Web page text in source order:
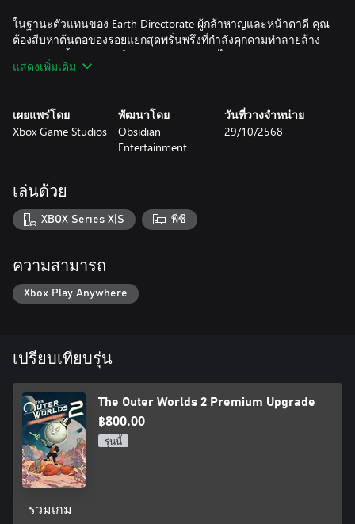
ในฐานะตัวแทนของ Earth Directorate ผู้กล้าหาญและหน้าตาดี คุณ
ต้องสืบหาต้นตอของรอยแยกสุดพรั่นพรึงที่กำลังคุกคามทำลายล้าง
มนุษยชาติทั้งหมด การสืบสวนของคุณจะนำไปสู่ Arcadia แหล่ง
กำเนิดของเทคโนโลยี Skip Drive ที่ซึ่งชะตากรรมของอาณานิคม
สำรวจขอบเขตใหม่
อาณานิคม Arcadia ตกอยู่ในภาวะสงครามระหว่างฝ่ายต่างๆ เมื่อ
ของลัทธิศาสนาและการรุกรานจากบรรษัท ในขณะที่รอยแยกอัน
พรั่นพรึงแพร่กระจายไปทั่วอาณานิคม แต่ละฝ่ายต่อสู้เพื่อควบคุม
หรือปิดรอยแยกเหล่านี้เพื่อผลประโยชน์ของตนเอง สำรวจพื้นที่
ต่างๆ เปิดเผยเรื่องราวที่ซ่อนเร้น และกำหนดชะตากรรมของ
สร้างตัวละครของคุณด้วยความสามารถและตัวเลือกที่สะท้อนสไตล์
การเล่นของคุณ อาณานิคมจะตอบสนองต่อทุกการกระทำ สร้าง
ก็ตามที่แตกต่างออกไป และใช่... คุณสามารถเล่นเป็นคนไม่เอาไหน
รับสมัครเพื่อนร่วมทางของคุณ
รับสมัครเพื่อนร่วมทางที่มีลักษณะนิสัย ภูมิหลัง และเป้าหมายที่แตก
ต่างกัน ไม่ว่าคุณจะเลือกช่วยให้พวกเขาบรรลุความฝันหรือชี้นำไปสู่
เป้าหมายของคุณเอง อิทธิพลของคุณจะหล่อหลอมการเติบโต (หรือ
การตาย) ของพวกเขา ให้พวกเขากลายเป็นส่วนหนึ่งของเรื่องราว
อันน่าดื่มด่ำที่ร่วมกันสร้างขึ้น
แสดงเพิ่มเติม
เผยแพร่โดย
Xbox Game Studios
พัฒนาโดย
Obsidian
Entertainment
วันที่วางจำหน่าย
29/10/2568
เล่นด้วย
XBOX Series X|S พีซี
ความสามารถ
Xbox Play Anywhere
เปรียบเทียบรุ่น
The Outer Worlds 2 Premium Upgrade
฿800.00
รุ่นนี้
รวมเกม